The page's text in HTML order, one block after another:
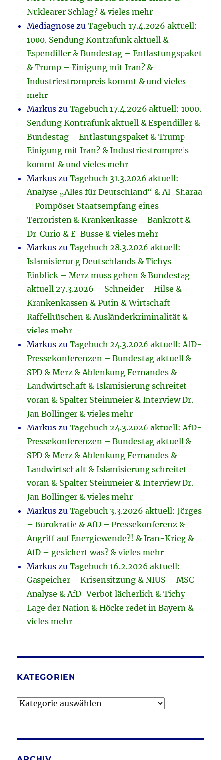
Nuklearer Schlag? & vieles mehr
Mediagnose zuTagebuch 17.4.2026 aktuell:
1000. Sendung Kontrafunk aktuell &
Espendiller & Bundestag – Entlastungspaket
& Trump – Einigung mit Iran? &
Industriestrompreis kommt & und vieles
mehr
Markus zuTagebuch 17.4.2026 aktuell: 1000.
Sendung Kontrafunk aktuell & Espendiller &
Bundestag – Entlastungspaket & Trump –
Einigung mit Iran? & Industriestrompreis
kommt & und vieles mehr
Markus zuTagebuch 31.3.2026 aktuell:
Analyse „Alles für Deutschland“ & Al-Sharaa
– Pompöser Staatsempfang eines
Terroristen & Krankenkasse – Bankrott &
Dr. Curio & E-Busse & vieles mehr
Markus zuTagebuch 28.3.2026 aktuell:
Islamisierung Deutschlands & Tichys
Einblick – Merz muss gehen & Bundestag
aktuell 27.3.2026 – Schneider – Hilse &
Krankenkassen & Putin & Wirtschaft
Raffelhüschen & Ausländerkriminalität &
vieles mehr
Markus zuTagebuch 24.3.2026 aktuell: AfD-
Pressekonferenzen – Bundestag aktuell &
SPD & Merz & Ablenkung Fernandes &
Landwirtschaft & Islamisierung schreitet
voran & Spalter Steinmeier & Interview Dr.
Jan Bollinger & vieles mehr
Markus zuTagebuch 24.3.2026 aktuell: AfD-
Pressekonferenzen – Bundestag aktuell &
SPD & Merz & Ablenkung Fernandes &
Landwirtschaft & Islamisierung schreitet
voran & Spalter Steinmeier & Interview Dr.
Jan Bollinger & vieles mehr
Markus zuTagebuch 3.3.2026 aktuell: Jörges
– Bürokratie & AfD – Pressekonferenz &
Angriff auf Energiewende?! & Iran-Krieg &
AfD – gesichert was? & vieles mehr
Markus zuTagebuch 16.2.2026 aktuell:
Gaspeicher – Krisensitzung & NIUS – MSC-
Analyse & AfD-Verbot lächerlich & Tichy –
Lage der Nation & Höcke redet in Bayern &
vieles mehr
KATEGORIEN
Kategorien